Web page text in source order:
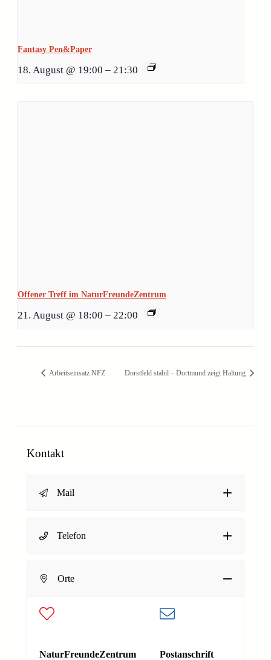
Fantasy Pen&Paper
18. August @ 19:00 – 21:30
Offener Treff im NaturFreundeZentrum
21. August @ 18:00 – 22:00
Arbeitseinsatz NFZ Dorstfeld stabil – Dortmund zeigt Haltung
Kontakt
Mail
a
m
N
a
c
i
E-Mail-Adresse
Telefon
Orte
NaturFreundeZentrum Postanschrift